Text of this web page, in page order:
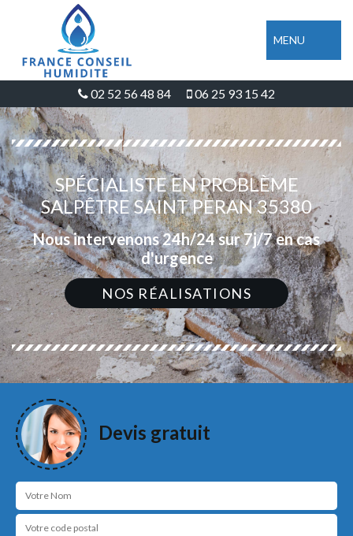
MENU
02 52 56 48 84 06 25 93 15 42
SPÉCIALISTE EN PROBLÈME
SALPÊTRE SAINT PERAN 35380
Nous intervenons 24h/24 sur 7j/7 en cas
d'urgence
NOS RÉALISATIONS
Devis gratuit